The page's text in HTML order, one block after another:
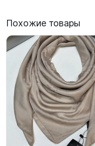
Похожие товары